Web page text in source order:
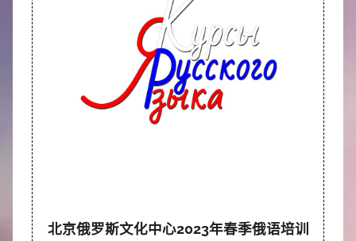
北京俄罗斯文化中心2023年春季俄语培训